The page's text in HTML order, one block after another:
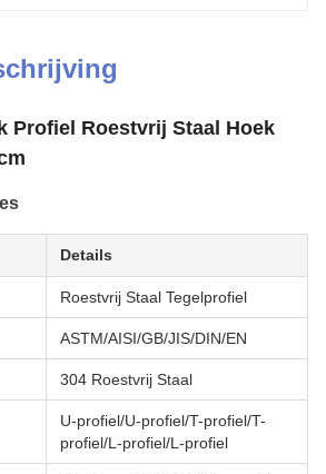
Profiel Roestvrij Staal Hoek
Details
Roestvrij Staal Tegelprofiel
ASTM/AISI/GB/JIS/DIN/EN
304 Roestvrij Staal
U-profiel/U-profiel/T-profiel/T-
profiel/L-profiel/L-profiel